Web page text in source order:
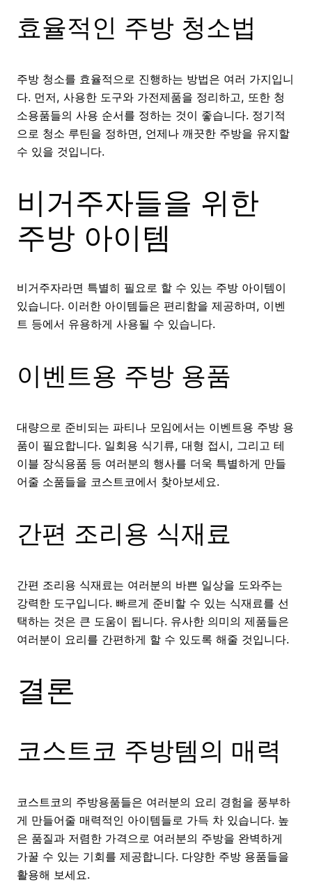
효율적인 주방 청소법
주방 청소를 효율적으로 진행하는 방법은 여러 가지입니
다. 먼저, 사용한 도구와 가전제품을 정리하고, 또한 청
소용품들의 사용 순서를 정하는 것이 좋습니다. 정기적
으로 청소 루틴을 정하면, 언제나 깨끗한 주방을 유지할
수 있을 것입니다.
비거주자들을 위한
주방 아이템
비거주자라면 특별히 필요로 할 수 있는 주방 아이템이
있습니다. 이러한 아이템들은 편리함을 제공하며, 이벤
트 등에서 유용하게 사용될 수 있습니다.
이벤트용 주방 용품
대량으로 준비되는 파티나 모임에서는 이벤트용 주방 용
품이 필요합니다. 일회용 식기류, 대형 접시, 그리고 테
이블 장식용품 등 여러분의 행사를 더욱 특별하게 만들
어줄 소품들을 코스트코에서 찾아보세요.
간편 조리용 식재료
간편 조리용 식재료는 여러분의 바쁜 일상을 도와주는
강력한 도구입니다. 빠르게 준비할 수 있는 식재료를 선
택하는 것은 큰 도움이 됩니다. 유사한 의미의 제품들은
여러분이 요리를 간편하게 할 수 있도록 해줄 것입니다.
결론
코스트코 주방템의 매력
코스트코의 주방용품들은 여러분의 요리 경험을 풍부하
게 만들어줄 매력적인 아이템들로 가득 차 있습니다. 높
은 품질과 저렴한 가격으로 여러분의 주방을 완벽하게
가꿀 수 있는 기회를 제공합니다. 다양한 주방 용품들을
활용해 보세요.